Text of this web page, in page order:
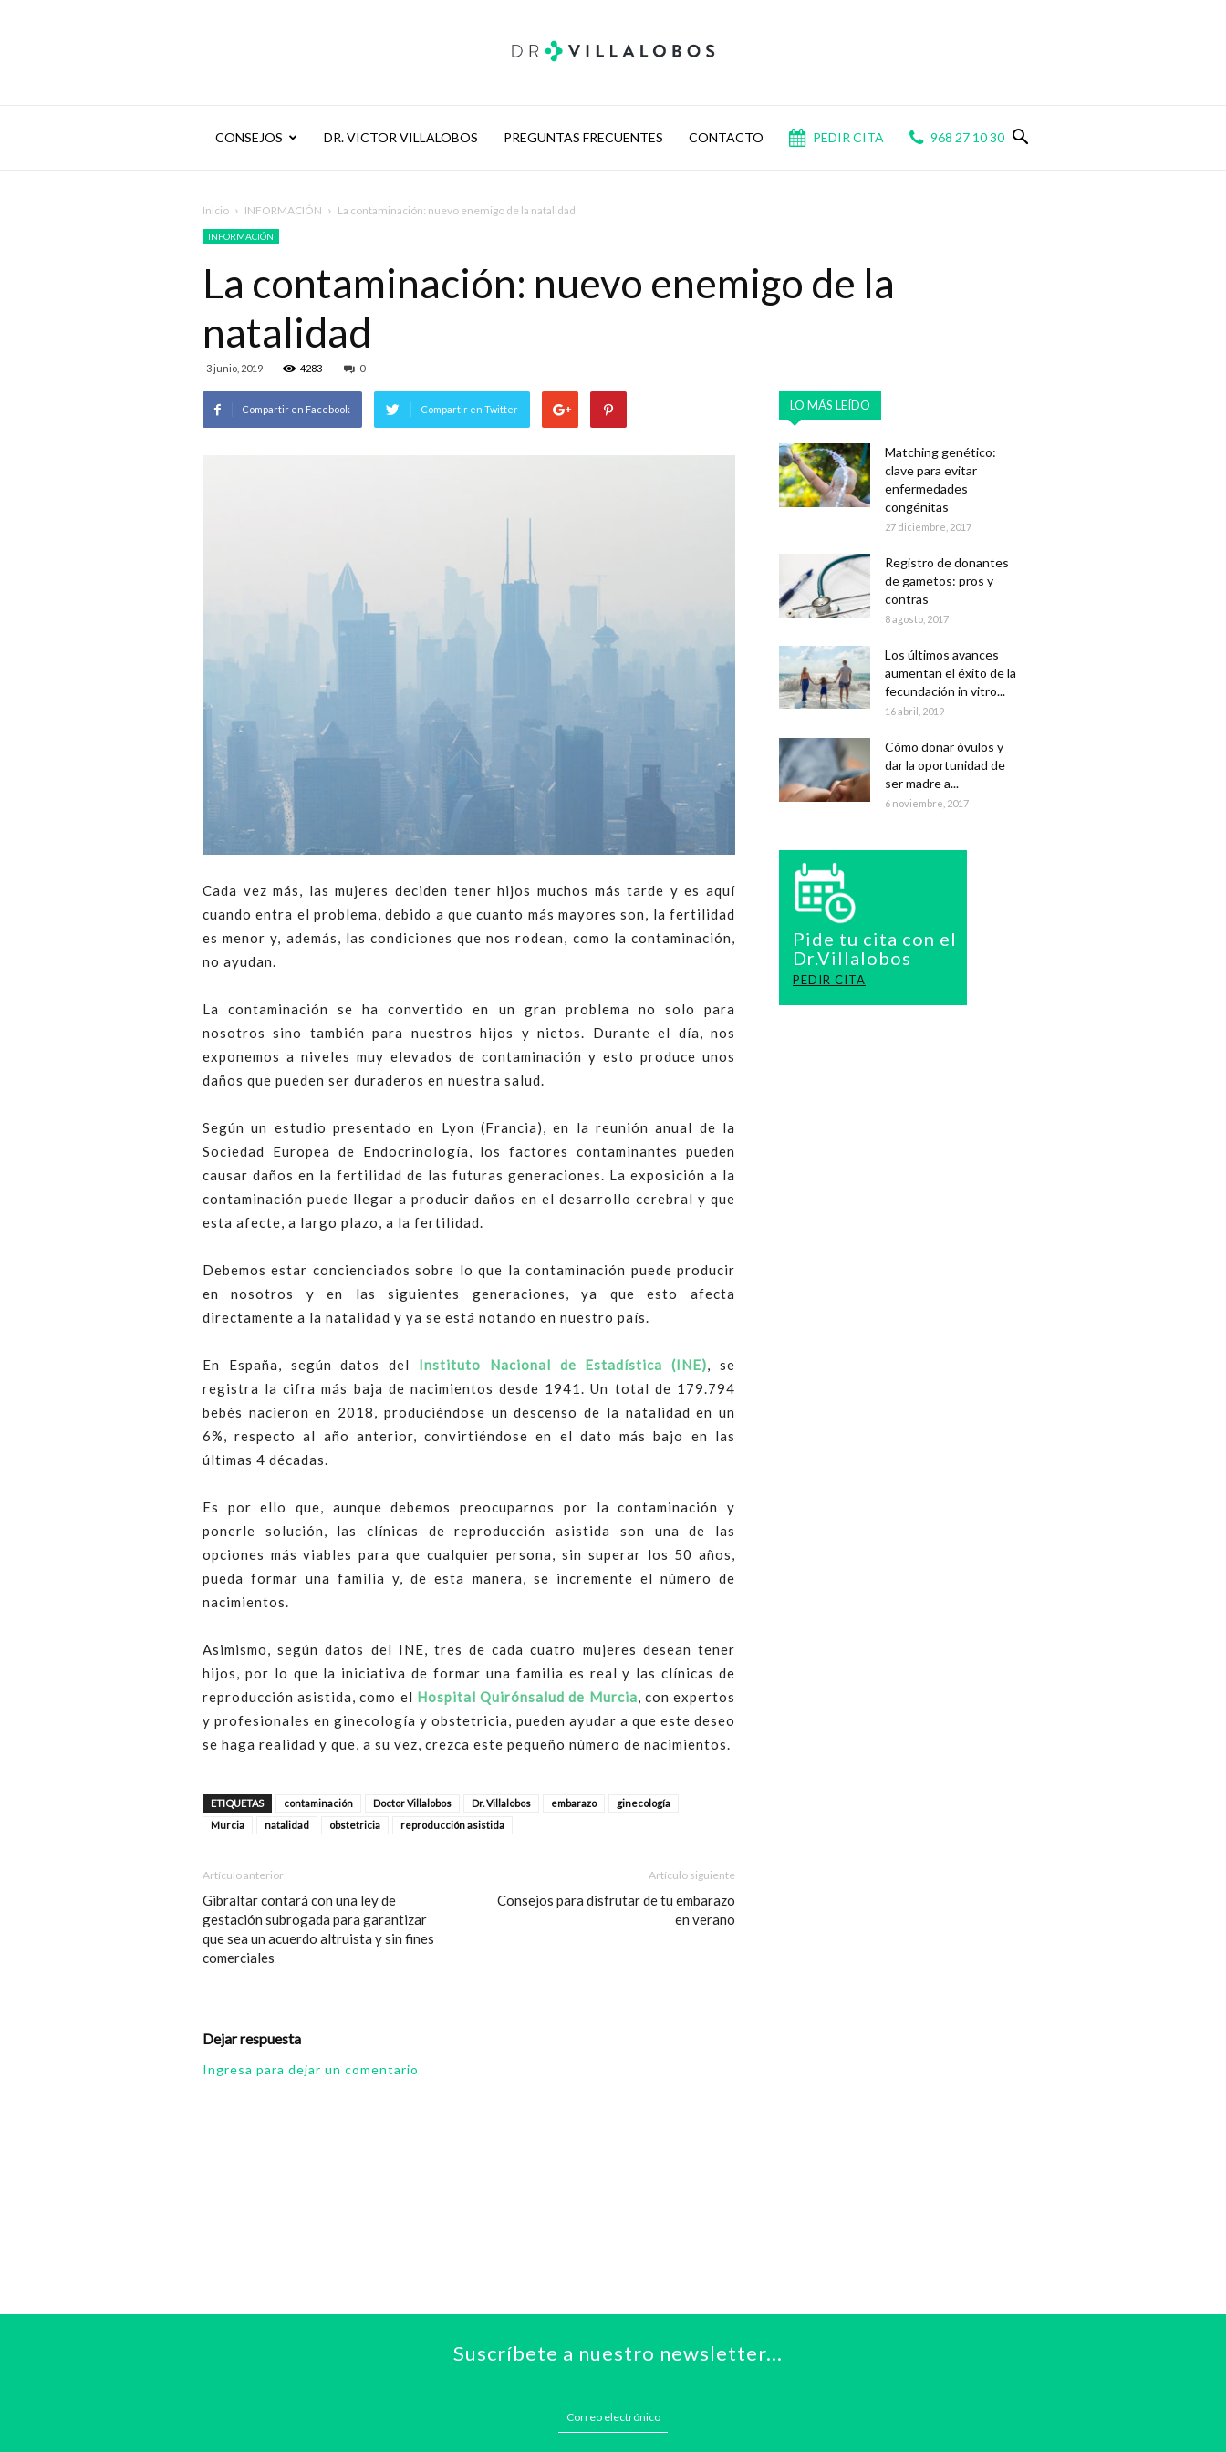
Villalobos
CONSEJOS DR. VICTOR VILLALOBOS PREGUNTAS FRECUENTES CONTACTO PEDIR CITA 968 27 10 30
Inicio INFORMACIÓN La contaminación: nuevo enemigo de la natalidad
INFORMACIÓN
La contaminación: nuevo enemigo de la
natalidad
3 junio, 2019 4283 0
Compartir en Facebook Compartir en Twitter
Cada vez más, las mujeres deciden tener hijos muchos más tarde y es aquí
cuando entra el problema, debido a que cuanto más mayores son, la fertilidad
es menor y, además, las condiciones que nos rodean, como la contaminación,
no ayudan.
La contaminación se ha convertido en un gran problema no solo para
nosotros sino también para nuestros hijos y nietos. Durante el día, nos
exponemos a niveles muy elevados de contaminación y esto produce unos
daños que pueden ser duraderos en nuestra salud.
Según un estudio presentado en Lyon (Francia), en la reunión anual de la
Sociedad Europea de Endocrinología, los factores contaminantes pueden
causar daños en la fertilidad de las futuras generaciones. La exposición a la
contaminación puede llegar a producir daños en el desarrollo cerebral y que
esta afecte, a largo plazo, a la fertilidad.
Debemos estar concienciados sobre lo que la contaminación puede producir
en nosotros y en las siguientes generaciones, ya que esto afecta
directamente a la natalidad y ya se está notando en nuestro país.
En España, según datos del Instituto Nacional de Estadística (INE), se
registra la cifra más baja de nacimientos desde 1941. Un total de 179.794
bebés nacieron en 2018, produciéndose un descenso de la natalidad en un
6%, respecto al año anterior, convirtiéndose en el dato más bajo en las
últimas 4 décadas.
Es por ello que, aunque debemos preocuparnos por la contaminación y
ponerle solución, las clínicas de reproducción asistida son una de las
opciones más viables para que cualquier persona, sin superar los 50 años,
pueda formar una familia y, de esta manera, se incremente el número de
nacimientos.
Asimismo, según datos del INE, tres de cada cuatro mujeres desean tener
hijos, por lo que la iniciativa de formar una familia es real y las clínicas de
reproducción asistida,como el Hospital Quirónsalud de Murcia, con expertos
y profesionales en ginecología y obstetricia, pueden ayudar a que este deseo
se haga realidad y que, a su vez, crezca este pequeño número de nacimientos.
ETIQUETAS contaminación Doctor Villalobos Dr. Villalobos embarazo
ginecología
Murcia
natalidad obstetricia reproducción asistida
Artículo anterior
Gibraltar contará con una ley de
gestación subrogada para garantizar
que sea un acuerdo altruista y sin fines
comerciales
Artículo siguiente
Consejos para disfrutar de tu embarazo
en verano
Dejar respuesta
Ingresa para dejar un comentario
LO MÁS LEÍDO
Matching genético:
clave para evitar
enfermedades
congénitas
27 diciembre, 2017
Registro de donantes
de gametos: pros y
contras
8 agosto, 2017
Los últimos avances
aumentan el éxito de la
fecundación in vitro...
16 abril, 2019
Cómo donar óvulos y
dar la oportunidad de
ser madre a...
6 noviembre, 2017
Pide tu cita con el
Dr.Villalobos
PEDIR CITA
Suscríbete a nuestro newsletter...